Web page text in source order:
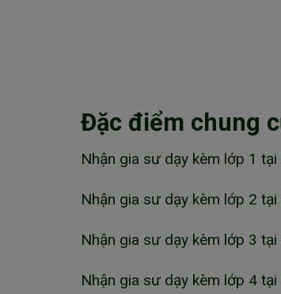
Đặc điểm chung
Nhận gia sư dạy kèm lớp 1 tại
Nhận gia sư dạy kèm lớp 2 tại
Nhận gia sư dạy kèm lớp 3 tại
Nhận gia sư dạy kèm lớp 4 tại